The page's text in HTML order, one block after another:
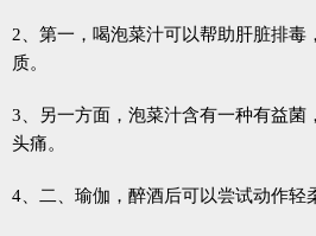
2、第一，喝泡菜汁可以帮助肝脏排毒
质。
3、另一方面，泡菜汁含有一种有益菌
头痛。
4、二、瑜伽，醉酒后可以尝试动作轻